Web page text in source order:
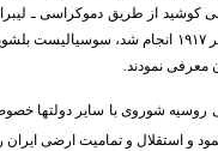
کوشید از طریق دموکراسی ـ
دولت روسیه پدید نیامد ولی انقلاب دوم
معرفی نمودند.
شوروی با سایر دولتها خصوصاً
و استقلال و تمامیت ارضی